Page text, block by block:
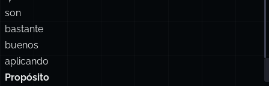
son
bastante
buenos
aplicando
Propósito